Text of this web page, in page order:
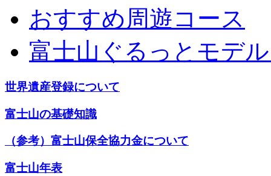
おすすめ周遊コース
富士山ぐるっとモデ
世界遺産登録について
富士山の基礎知識
（参考）富士山保全協力金について
富士山年表